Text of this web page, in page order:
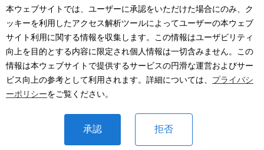
本ウェブサイトでは、ユーザーに承認をいただけた場合にのみ、ク
ッキーを利用したアクセス解析ツールによってユーザーの本ウェブ
サイト利用に関する情報を収集します。この情報はユーザビリティ
向上を目的とする内容に限定され個人情報は一切含みません。この
情報は本ウェブサイトで提供するサービスの円滑な運営およびサー
ビス向上の参考として利用されます。詳細については、 プライバシ
ーポリシーをご覧ください。
承認 拒否
©2026· 一般社団法人 日本市場規模協会